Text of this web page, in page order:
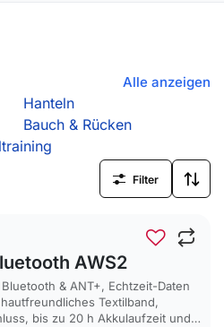
Alle anzeigen
Hanteln
Bauch & Rücken
Filter
AWS2
& ANT+, Echtzeit-Daten
Textilband,
bis zu 20 h Akkulaufzeit und